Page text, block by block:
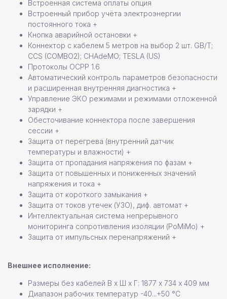
Встроенная система оплаты опция
Встроенный прибор учёта электроэнергии
постоянного тока +
Кнопка аварийной остановки +
Коннектор с кабелем 5 метров на выбор 2 шт. GB/T;
CCS (COMBO2); CHAdeMO; TESLA (US)
Протоколы OCPP 1.6
Автоматический контроль параметров безопасности
и расширенная внутренняя диагностика +
Управление ЭКО режимами и режимами отложенной
зарядки +
Обесточивание коннектора после завершения
сессии +
Защита от перегрева (внутренний датчик
температуры и влажности) +
Защита от пропадания напряжения по фазам +
Защита от повышенных и пониженных значений
напряжения и тока +
Защита от короткого замыкания +
Защита от токов утечек (УЗО), диф. автомат +
Интеллектуальная система непрерывного
мониторинга сопротивления изоляции (PoMiMo) +
Защита от импульсных перенапряжений +
Внешнее исполнение:
Размеры без кабелей В х Ш х Г: 1877 х 734 х 409 мм
Диапазон рабочих температур -40...+50 °С
Остались вопросы или
нужна помощь в выборе?
наш специалист свяжется с вами
в ближайшее время
Команда профессионалов Pandora